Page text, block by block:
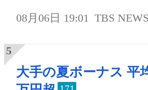
08月06日 19:01 TBS
大手の夏ボーナス 平